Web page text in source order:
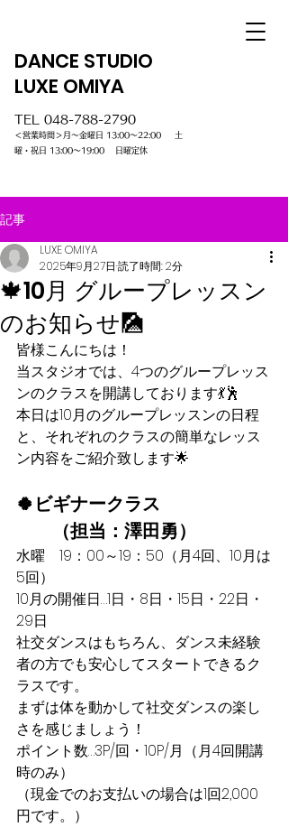
DANCE STUDIO
LUXE OMIYA
TEL 048-788-2790
＜営業時間＞月～金曜日 13:00～22:00 土
曜・祝日 13:00～19:00 日曜定休
記事
🍁10月 グループレッスン
のお知らせ🎑
LUXE OMIYA
2025年9月27日 読了時間: 2分
皆様こんにちは！
当スタジオでは、4つのグループレッス
ンのクラスを開講しております💃🕺
本日は10月のグループレッスンの日程
と、それぞれのクラスの簡単なレッス
ン内容をご紹介致します🌟
🍀ビギナークラス
（担当：澤田勇）
​水曜　19：00～19：50（月4回、10月は
5回）
10月の開催日…1日・8日・15日・22日・
29日
社交ダンスはもちろん、ダンス未経験
者の方でも安心してスタートできるク
ラスです。
まずは体を動かして社交ダンスの楽し
さを感じましょう！
ポイント数…3P/回・10P/月（月4回開講
時のみ）
（現金でのお支払いの場合は1回2,000
円です。）